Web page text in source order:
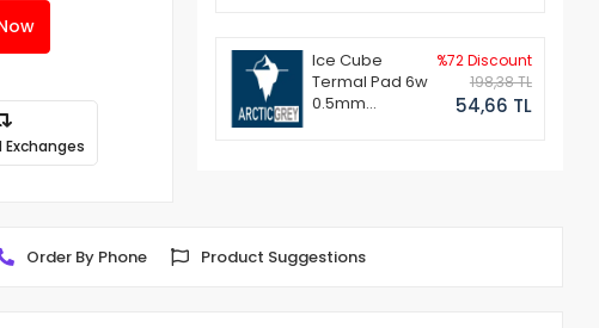
Ice Cube
Termal Pad 6w
0.5mm
%72 Discount
198,38 TL
54,66 TL
Order By Phone Product Suggestions